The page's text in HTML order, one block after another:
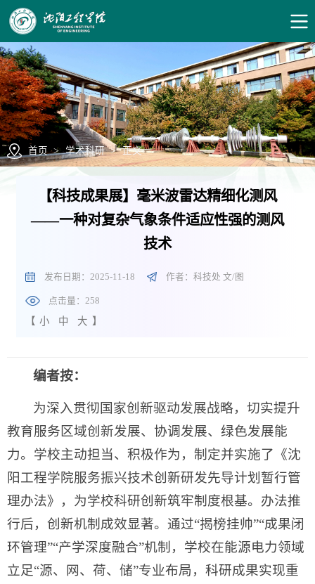
首页 > 学术科研 > 正文
【科技成果展】毫米波雷达精细化测风
——一种对复杂气象条件适应性强的测风
技术
发布日期：2025-11-18 作者：科技处 文/图
点击量：258
【 小 中 大 】
编者按：
为深入贯彻国家创新驱动发展战略，切实提升
教育服务区域创新发展、协调发展、绿色发展能
力。学校主动担当、积极作为，制定并实施了《沈
阳工程学院服务振兴技术创新研发先导计划暂行管
理办法》，为学校科研创新筑牢制度根基。办法推
行后，创新机制成效显著。通过“揭榜挂帅”“成果闭
环管理”“产学深度融合”机制，学校在能源电力领域
立足“源、网、荷、储”专业布局，科研成果实现重